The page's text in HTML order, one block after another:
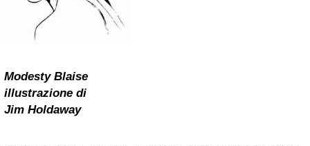
Modesty Blaise
illustrazione di
Jim Holdaway